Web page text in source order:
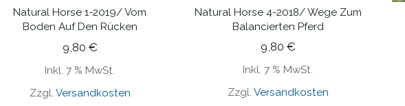
IN DEN WARENKORB
Natural Horse 1-2019/ Vom
Boden Auf Den Rücken
9,80 €
Inkl. 7 % MwSt.
Zzgl. Versandkosten
IN DEN WARENKORB
Natural Horse 4-2018/ Wege Zum
Balancierten Pferd
9,80 €
Inkl. 7 % MwSt.
Zzgl. Versandkosten